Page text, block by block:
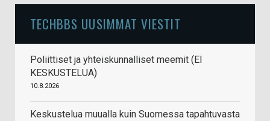
TECHBBS UUSIMMAT VIESTIT
Poliittiset ja yhteiskunnalliset meemit (EI
KESKUSTELUA)
10.8.2026
Keskustelua muualla kuin Suomessa tapahtuvasta